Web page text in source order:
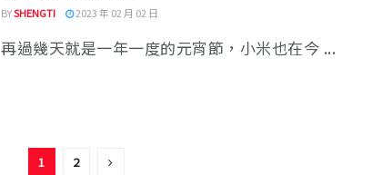
BYSHENGTI 2023 年 02 月 02 日
再過幾天就是一年一度的元宵節，小米也在今 ...
1 2